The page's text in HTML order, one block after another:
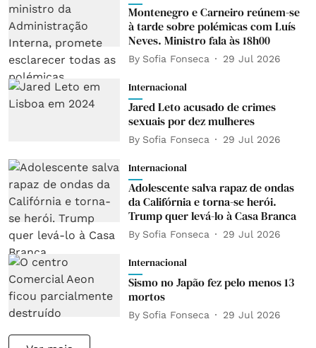
Montenegro e Carneiro reúnem-se
à tarde sobre polémicas com Luís
Neves. Ministro fala às 18h00
By Sofia Fonseca 29 Jul 2026
Internacional
Jared Leto acusado de crimes
sexuais por dez mulheres
By Sofia Fonseca 29 Jul 2026
Internacional
Adolescente salva rapaz de ondas
da Califórnia e torna-se herói.
Trump quer levá-lo à Casa Branca
By Sofia Fonseca 29 Jul 2026
Internacional
Sismo no Japão fez pelo menos 13
mortos
By Sofia Fonseca 29 Jul 2026